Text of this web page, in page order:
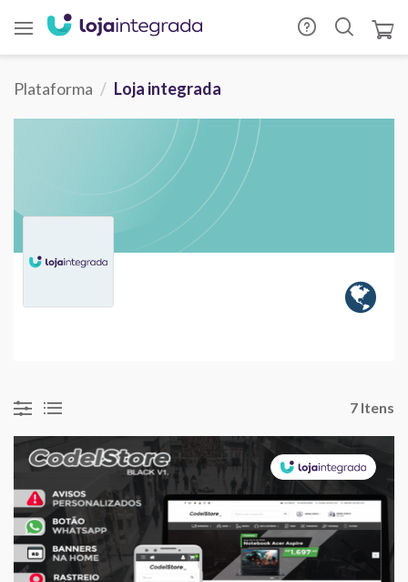
Plataforma Loja integrada
7 Itens